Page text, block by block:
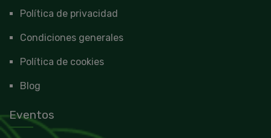
Política de privacidad
Condiciones generales
Política de cookies
Blog
Eventos